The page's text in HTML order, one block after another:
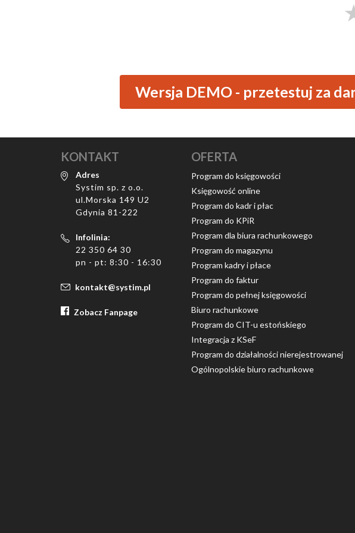
Wersja DEMO - przetestuj za
KONTAKT
Adres
Systim sp. z o.o.
ul.Morska 149 U2
Gdynia 81-222
Infolinia:
22 350 64 30
pn - pt: 8:30 - 16:30
kontakt@systim.pl
Zobacz Fanpage
OFERTA
Program do księgowości
Księgowość online
Program do kadr i płac
Program do KPiR
Program dla biura rachunkowego
Program do magazynu
Program kadry i płace
Program do faktur
Program do pełnej księgowości
Biuro rachunkowe
Program do CIT-u estońskiego
Integracja z KSeF
Program do działalności nierejestrowanej
Ogólnopolskie biuro rachunkowe